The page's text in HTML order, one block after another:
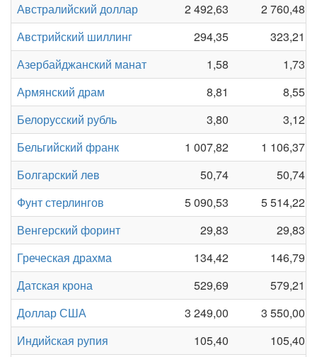
Австралийский доллар 2 492,63
2 760,48
Австрийский шиллинг
294,35
323,21
Азербайджанский манат
1,58
1,73
Армянский драм
8,81
8,55
Белорусский рубль
3,80
3,12
Бельгийский франк
1 007,82
1 106,37
Болгарский лев
50,74
50,74
Фунт стерлингов
5 090,53
5 514,22
Венгерский форинт
29,83
29,83
Греческая драхма
134,42
146,79
Датская крона
529,69
579,21
Доллар США
3 249,00
3 550,00
Индийская рупия
105,40
105,40